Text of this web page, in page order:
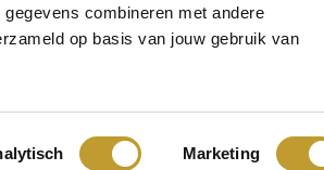
combineren met andere
op basis van jouw gebruik van
Marketing